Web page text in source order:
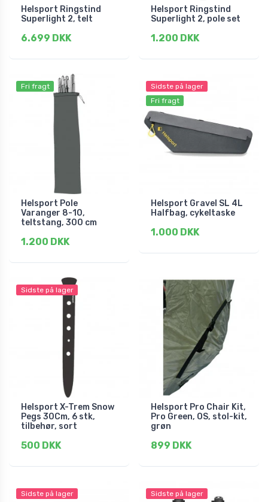
Helsport Ringstind
Superlight 2, telt
6.699 DKK
Helsport Ringstind
Superlight 2, pole set
1.200 DKK
Fri fragt
Helsport Pole
Varanger 8-10,
teltstang, 300 cm
1.200 DKK
Sidste på lager
Fri fragt
Helsport Gravel SL 4L
Halfbag, cykeltaske
1.000 DKK
Sidste på lager
Helsport X-Trem Snow
Pegs 30Cm, 6 stk,
tilbehør, sort
500 DKK
Helsport Pro Chair Kit,
Pro Green, OS, stol-kit,
grøn
899 DKK
Sidste på lager
Sidste på lager